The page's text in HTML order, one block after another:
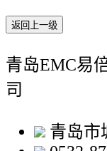
返回上一级
青岛EMC易
司
青岛市